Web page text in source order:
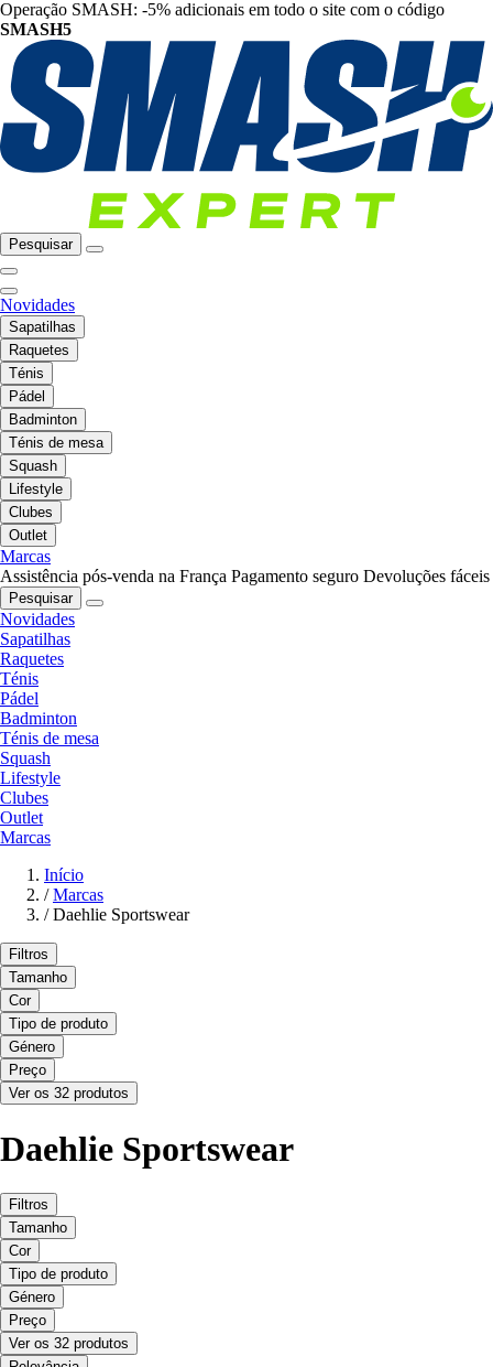
Operação SMASH: -5% adicionais em todo o site com o código
SMASH5
Pesquisar
Novidades
Sapatilhas
Raquetes
Ténis
Pádel
Badminton
Ténis de mesa
Squash
Lifestyle
Clubes
Outlet
Marcas
Assistência pós-venda na França Pagamento seguro Devoluções fáceis
Pesquisar
Novidades
Sapatilhas
Raquetes
Ténis
Pádel
Badminton
Ténis de mesa
Squash
Lifestyle
Clubes
Outlet
Marcas
Início
/ Marcas
/ Daehlie Sportswear
Filtros
Tamanho
Cor
Tipo de produto
Género
Preço
Ver os 32 produtos
Daehlie Sportswear
Filtros
Tamanho
Cor
Tipo de produto
Género
Preço
Ver os 32 produtos